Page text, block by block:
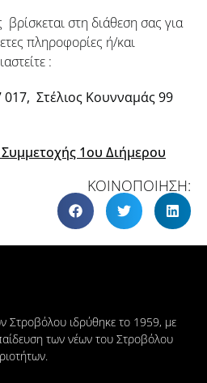
στη διάθεση σας για
πληροφορίες ή/και
:
Στέλιος Κουνναμάς 99
1ου Διήμερου
ΚΟΙΝΟΠΟΙΗΣΗ:
ιδρύθηκε το 1959, με
των νέων του Στροβόλου